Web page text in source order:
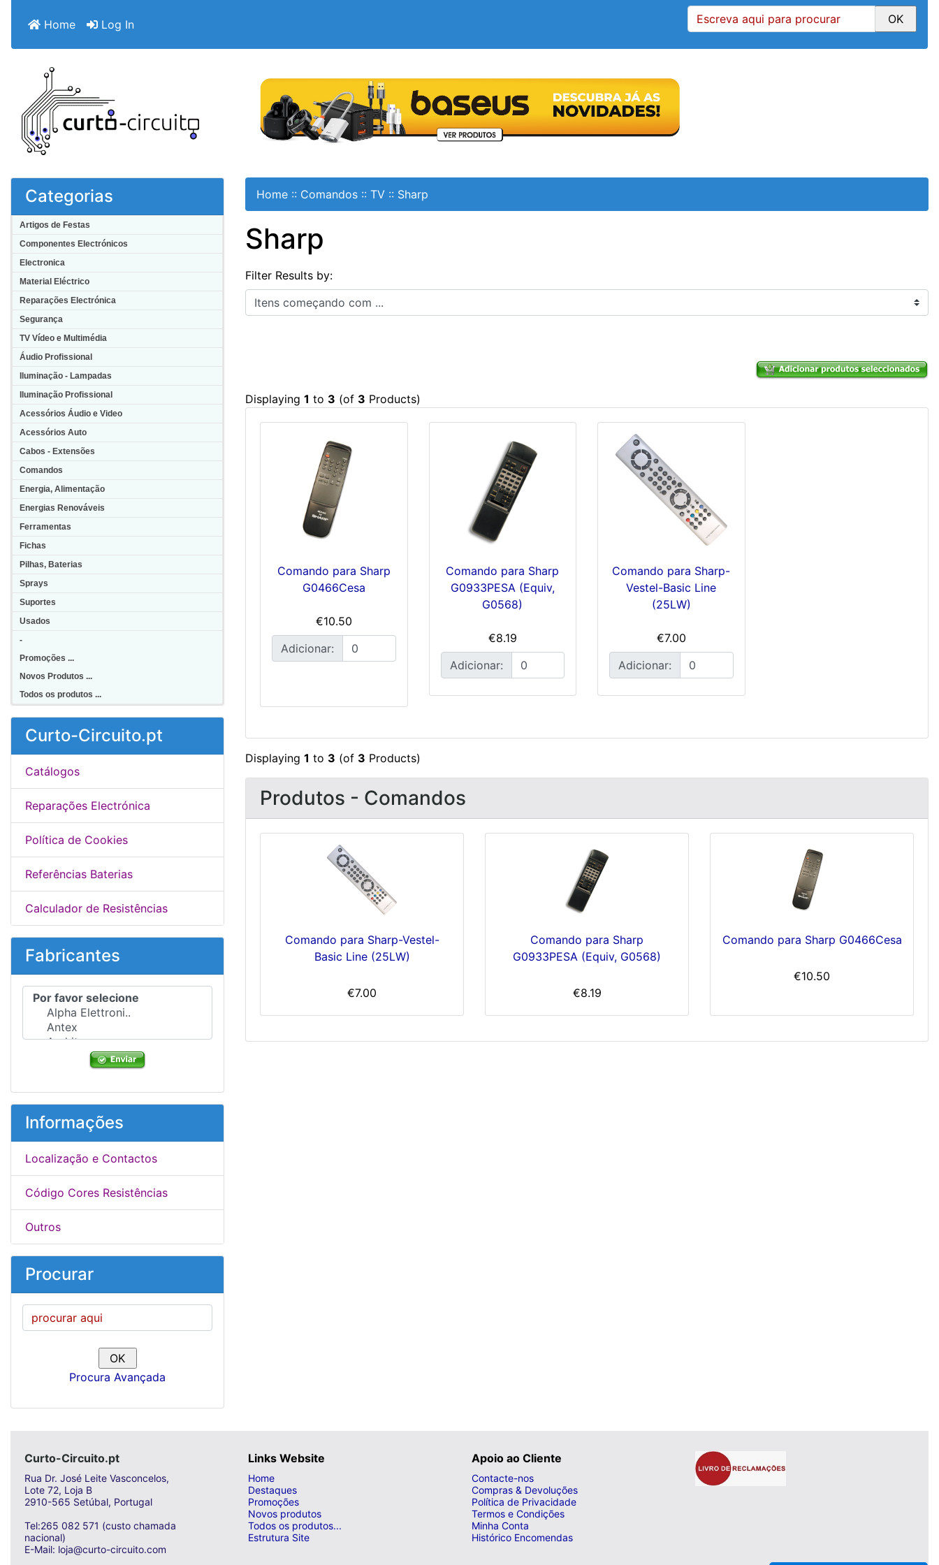
Home Log In
Categorias
Artigos de Festas
Componentes Electrónicos
Electronica
Material Eléctrico
Reparações Electrónica
Segurança
TV Vídeo e Multimédia
Áudio Profissional
Iluminação - Lampadas
Iluminação Profissional
Acessórios Áudio e Video
Acessórios Auto
Cabos - Extensões
Comandos
Energia, Alimentação
Energias Renováveis
Ferramentas
Fichas
Pilhas, Baterias
Sprays
Suportes
Usados
-
Promoções ...
Novos Produtos ...
Todos os produtos ...
Curto-Circuito.pt
Catálogos
Reparações Electrónica
Política de Cookies
Referências Baterias
Calculador de Resistências
Fabricantes
Por favor selecione ...
Informações
Localização e Contactos
Código Cores Resistências
Outros
Procurar
Procura Avançada
Home :: Comandos :: TV :: Sharp
Sharp
Filter Results by:
Itens começando com ...
Displaying 1 to 3 (of 3 Products)
Comando para Sharp
G0466Cesa
€10.50
Adicionar:
Comando para Sharp
G0933PESA (Equiv,
G0568)
€8.19
Adicionar:
Comando para Sharp-
Vestel-Basic Line
(25LW)
€7.00
Adicionar:
Displaying 1 to 3 (of 3 Products)
Produtos - Comandos
Comando para Sharp-Vestel-
Basic Line (25LW)
€7.00
Comando para Sharp
G0933PESA (Equiv, G0568)
€8.19
Comando para Sharp G0466Cesa
€10.50
Curto-Circuito.pt
Rua Dr. José Leite Vasconcelos,
Lote 72, Loja B
2910-565 Setúbal, Portugal
Tel:265 082 571 (custo chamada
nacional)
E-Mail: loja@curto-circuito.com
Links Website
Home
Destaques
Promoções
Novos produtos
Todos os produtos...
Estrutura Site
Apoio ao Cliente
Contacte-nos
Compras & Devoluções
Política de Privacidade
Termos e Condições
Minha Conta
Histórico Encomendas